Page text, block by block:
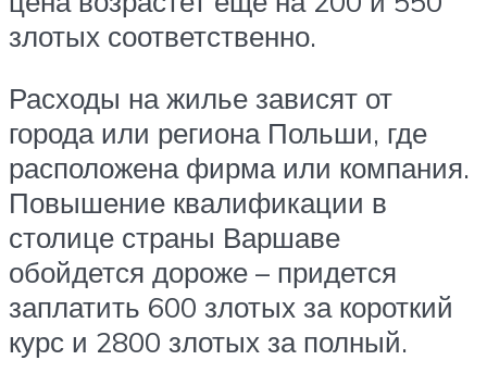
злотых соответственно.
Расходы на жилье зависят от
города или региона Польши, где
расположена фирма или компания.
Повышение квалификации в
столице страны Варшаве
обойдется дороже – придется
заплатить 600 злотых за короткий
курс и 2800 злотых за полный.